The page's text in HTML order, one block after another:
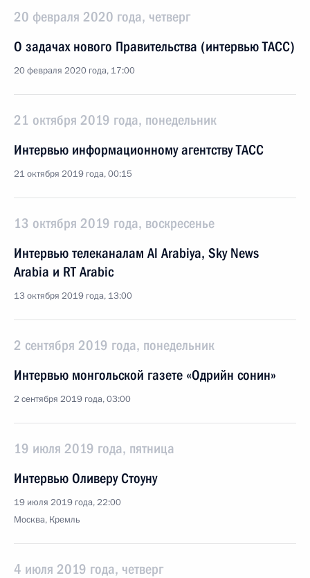
20 февраля 2020 года, четверг
О задачах нового Правительства (интервью ТАСС)
20 февраля 2020 года, 17:00
21 октября 2019 года, понедельник
Интервью информационному агентству ТАСС
21 октября 2019 года, 00:15
13 октября 2019 года, воскресенье
Интервью телеканалам Al Arabiya, Sky News
Arabia и RT Arabic
13 октября 2019 года, 13:00
2 сентября 2019 года, понедельник
Интервью монгольской газете «Одрийн сонин»
2 сентября 2019 года, 03:00
19 июля 2019 года, пятница
Интервью Оливеру Стоуну
19 июля 2019 года, 22:00
Москва, Кремль
4 июля 2019 года, четверг